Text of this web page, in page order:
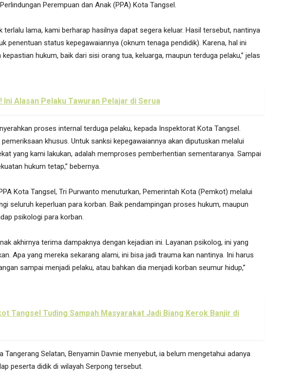
Perempuan dan Anak (PPA) Kota Tangsel.
terlalu lama, kami berharap hasilnya dapat segera keluar. Hasil tersebut, nantinya
penentuan status kepegawaiannya (oknum tenaga pendidik). Karena, hal ini
hukum, baik dari sisi orang tua, keluarga, maupun terduga pelaku,” jelas
Ini Alasan Pelaku Tawuran Pelajar di Serua
proses internal terduga pelaku, kepada Inspektorat Kota Tangsel.
khusus. Untuk sanksi kepegawaiannya akan diputuskan melalui
yang kami lakukan, adalah memproses pemberhentian sementaranya. Sampai
hukum tetap,” bebernya.
Kota Tangsel, Tri Purwanto menuturkan, Pemerintah Kota (Pemkot) melalui
seluruh keperluan para korban. Baik pendampingan proses hukum, maupun
psikologi para korban.
akhirnya terima dampaknya dengan kejadian ini. Layanan psikolog, ini yang
Apa yang mereka sekarang alami, ini bisa jadi trauma kan nantinya. Ini harus
sampai menjadi pelaku, atau bahkan dia menjadi korban seumur hidup,”
Tangsel Tuding Sampah Masyarakat Jadi Biang Kerok Banjir di
Tangerang Selatan, Benyamin Davnie menyebut, ia belum mengetahui adanya
peserta didik di wilayah Serpong tersebut.